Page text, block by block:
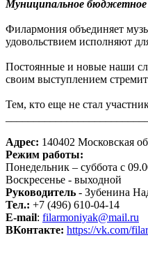
Муниципальное бюджетное
Филармония объединяет
удовольствием исполняют
Постоянные и новые наши
своим выступлением
Тем, кто еще не стал
Адрес: 140402 Московская
Режим работы:
Понедельник – суббота с
Воскресенье - выходной
Руководитель - Зубенина
Тел.: +7 (496) 610-04-14
E-mail: filarmoniyak@mail.ru
ВКонтакте: https://vk.com/